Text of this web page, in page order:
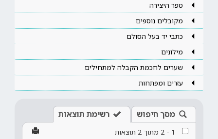
ספר היצירה
מקובלים נוספים
כתבי יד בעל הסולם
מילונים
שערים לחכמת הקבלה למתחילים
עזרים ומפתחות
מסך חיפוש רשימת תוצאות
1
-
2 מתוך 2 תוצאות